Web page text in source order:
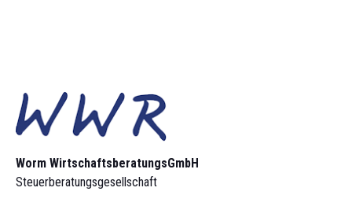
Worm Wirtschaftsberatungs­GmbH
Steuerberatungsgesellschaft